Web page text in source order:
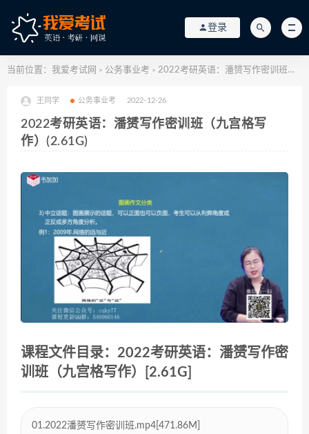
登录
当前位置： 我爱考试网 > 公务事业考 > 2022考研英语：潘赟写作密训班（九宫格写作）(2.61G)
王同学 公务事业考 2022-12-26
2022考研英语：潘赟写作密训班（九宫格写
作）(2.61G)
课程文件目录：2022考研英语：潘赟写作密
训班（九宫格写作）[2.61G]
01.2022潘赟写作密训班.mp4[471.86M]